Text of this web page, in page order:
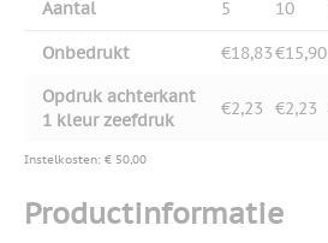
Aantal 5 10
Onbedrukt €18,83€15,90
Opdruk achterkant
1 kleur zeefdruk
€2,23 €2,23
Instelkosten: € 50,00
Productinformatie